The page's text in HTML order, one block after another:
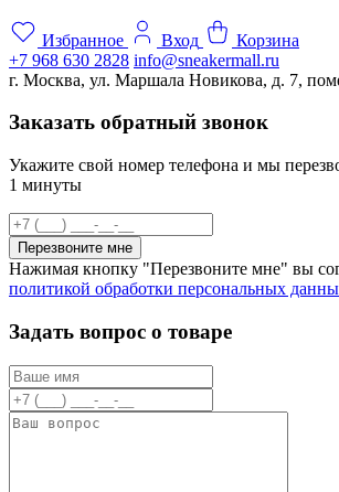
Избранное Вход
Корзина
+7 968 630 2828 info@sneakermall.ru
г. Москва, ул. Маршала Новикова, д. 7,
Заказать обратный звонок
Укажите свой номер телефона и мы
1 минуты
Перезвоните мне
Нажимая кнопку "Перезвоните мне" вы
политикой обработки персональных
Задать вопрос о товаре